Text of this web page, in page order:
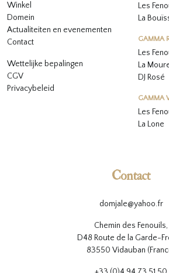
Winkel
Domein
Actualiteiten en evenementen
Contact
Wettelijke bepalingen
CGV
Privacybeleid
Les
La
GAMMA
Les
La
DJ Rosé
GAMMA
Les
La Lone
Contact
domjale@yahoo.fr
Chemin des Fenouils,
D48 Route de la Garde-
83550 Vidauban